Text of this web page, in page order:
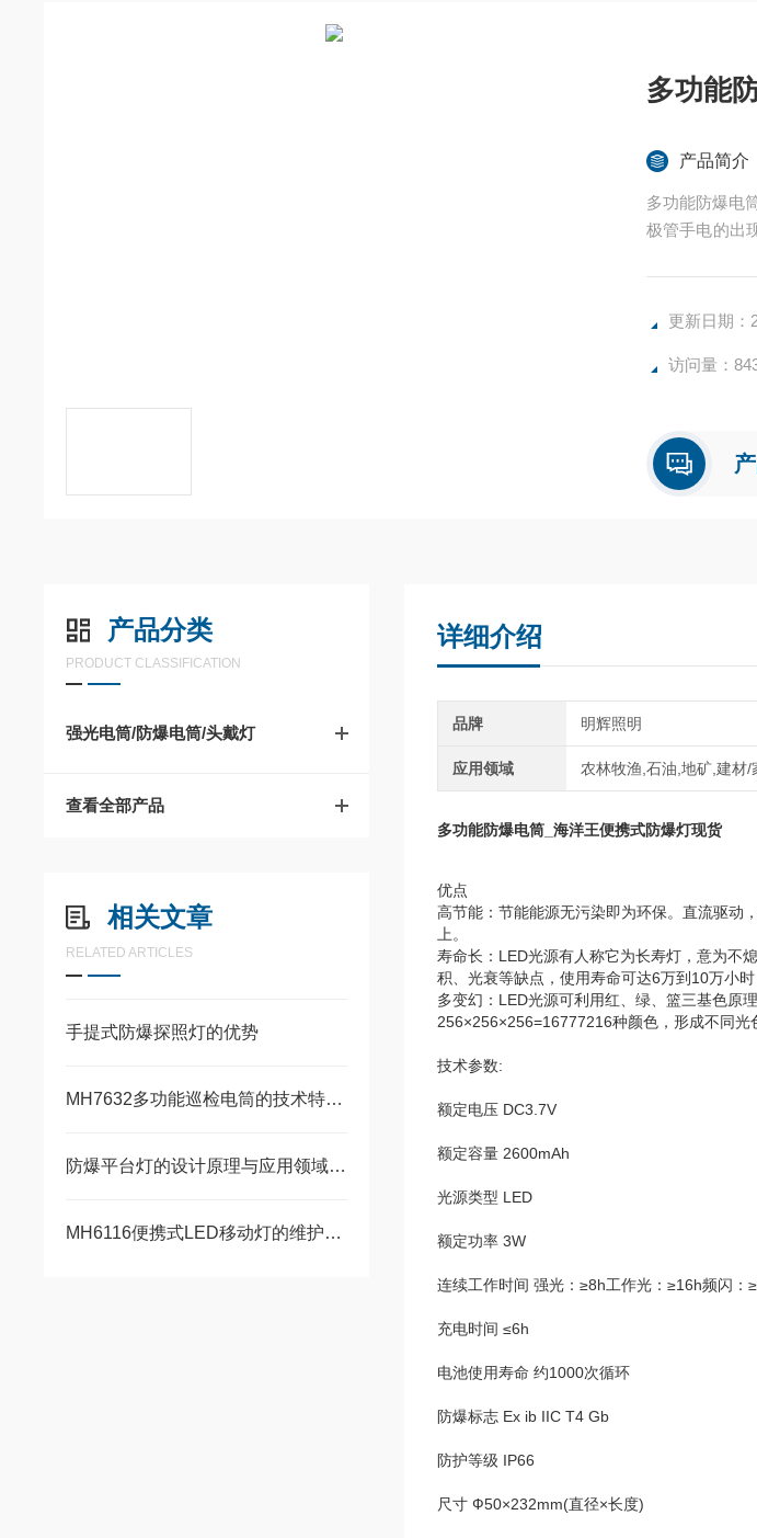
多功能
产品简介
多功能防爆电
极管手电的出
更新日期：
访问量：
产品分类
PRODUCT CLASSIFICATION
强光电筒/防爆电筒/头戴灯
查看全部产品
相关文章
RELATED ARTICLES
手提式防爆探照灯的优势
MH7632多功能巡检电筒的技术特点与优势
防爆平台灯的设计原理与应用领域分析
MH6116便携式LED移动灯的维护与保养技巧
详细介绍
品牌 明辉照明
应用领域 农林牧渔,石油,地矿,建材
多功能防爆电筒_海洋王便携式防爆灯现货
优点
高节能：节能能源无污染即为环保。直流驱动
上。
寿命长：LED光源有人称它为长寿灯，意为不
积、光衰等缺点，使用寿命可达6万到10万小
多变幻：LED光源可利用红、绿、篮三基色原
256×256×256=16777216种颜色，形成不同光
技术参数:
额定电压 DC3.7V
额定容量 2600mAh
光源类型 LED
额定功率 3W
连续工作时间 强光：≥8h工作光：≥16h频闪：
充电时间 ≤6h
电池使用寿命 约1000次循环
防爆标志 Ex ib IIC T4 Gb
防护等级 IP66
尺寸 Ф50×232mm(直径×长度)